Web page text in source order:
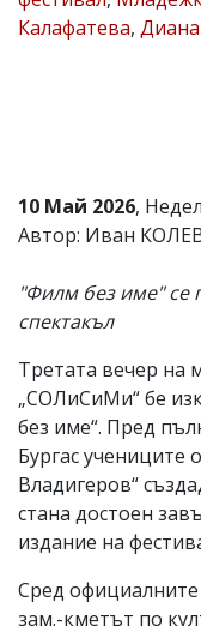
Коментарите
редакцията
не
носи
за
тях!
Ако
обиден
за
вас
коментар,
моля
сигнализирайте
Калафатева,
10 Май 2026,
Автор: Иван
"Филм без име" се
спектакъл
Третата вечер на
„СОЛиСиМи“ бе
без име“. Пред
Бургас
Владигеров“
стана достоен
издание на
Сред официалните
зам.-кметът по